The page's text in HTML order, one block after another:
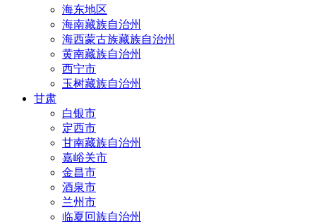
海东地区
海南藏族自治州
海西蒙古族藏族自治州
黄南藏族自治州
西宁市
玉树藏族自治州
甘肃
白银市
定西市
甘南藏族自治州
嘉峪关市
金昌市
酒泉市
兰州市
临夏回族自治州